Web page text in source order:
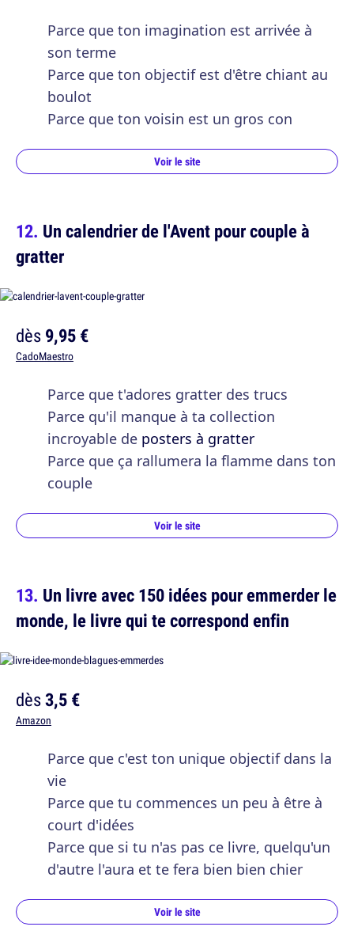
Parce que ton imagination est arrivée à
son terme
Parce que ton objectif est d'être chiant au
boulot
Parce que ton voisin est un gros con
Voir le site
Un calendrier de l'Avent pour couple à
gratter
dès9,95 €
CadoMaestro
Parce que t'adores gratter des trucs
Parce qu'il manque à ta collection
incroyable de posters à gratter
Parce que ça rallumera la flamme dans ton
couple
Voir le site
Un livre avec 150 idées pour emmerder le
monde, le livre qui te correspond enfin
dès3,5 €
Amazon
Parce que c'est ton unique objectif dans la
vie
Parce que tu commences un peu à être à
court d'idées
Parce que si tu n'as pas ce livre, quelqu'un
d'autre l'aura et te fera bien bien chier
Voir le site